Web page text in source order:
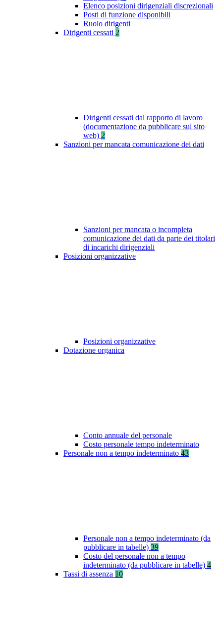
Elenco posizioni dirigenziali discrezionali
Posti di funzione disponibili
Ruolo dirigenti
Dirigenti cessati 2
Dirigenti cessati dal rapporto di lavoro
(documentazione da pubblicare sul sito
web) 2
Sanzioni per mancata comunicazione dei dati
Sanzioni per mancata o incompleta
comunicazione dei dati da parte dei titolari
di incarichi dirigenziali
Posizioni organizzative
Posizioni organizzative
Dotazione organica
Conto annuale del personale
Costo personale tempo indeterminato
Personale non a tempo indeterminato 43
Personale non a tempo indeterminato (da
pubblicare in tabelle) 39
Costo del personale non a tempo
indeterminato (da pubblicare in tabelle) 4
Tassi di assenza 10